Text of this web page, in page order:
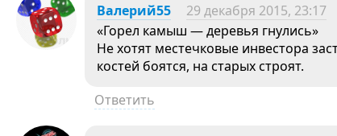
Валерий55 29 декабря 2015, 23:17
«Горел камыш — деревья гнулись»
Не хотят местечковые инвестора
костей боятся, на старых строят.
Ответить